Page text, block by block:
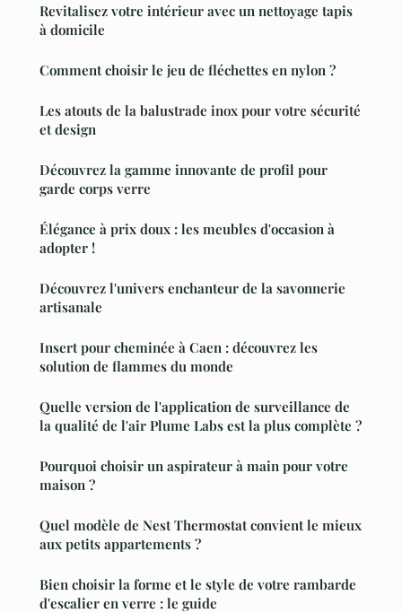
Revitalisez votre intérieur avec un nettoyage tapis
à domicile
Comment choisir le jeu de fléchettes en nylon ?
Les atouts de la balustrade inox pour votre sécurité
et design
Découvrez la gamme innovante de profil pour
garde corps verre
Élégance à prix doux : les meubles d'occasion à
adopter !
Découvrez l'univers enchanteur de la savonnerie
artisanale
Insert pour cheminée à Caen : découvrez les
solution de flammes du monde
Quelle version de l'application de surveillance de
la qualité de l'air Plume Labs est la plus complète ?
Pourquoi choisir un aspirateur à main pour votre
maison ?
Quel modèle de Nest Thermostat convient le mieux
aux petits appartements ?
Bien choisir la forme et le style de votre rambarde
d'escalier en verre : le guide